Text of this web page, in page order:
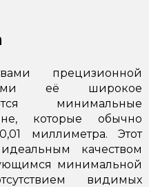
прецизионной
её широкое
минимальные
которые обычно
миллиметра. Этот
качеством
минимальной
видимых